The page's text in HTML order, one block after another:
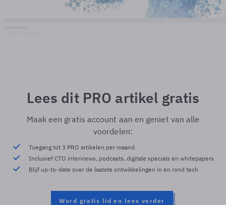
Lees dit PRO artikel gratis
Maak een gratis account aan en geniet van alle
voordelen:
Toegang tot 3 PRO artikelen per maand
Inclusief CTO interviews, podcasts, digitale specials en whitepapers
Blijf up-to-date over de laatste ontwikkelingen in en rond tech
Word gratis lid en lees verder